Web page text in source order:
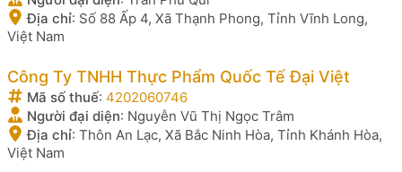
Địa chỉ: Số 88 Ấp 4, Xã Thạnh Phong, Tỉnh Vĩnh Long,
Việt Nam
Công Ty TNHH Thực Phẩm Quốc Tế Đại Việt
Mã số thuế: 4202060746
Người đại diện: Nguyễn Vũ Thị Ngọc Trâm
Địa chỉ: Thôn An Lạc, Xã Bắc Ninh Hòa, Tỉnh Khánh Hòa,
Việt Nam